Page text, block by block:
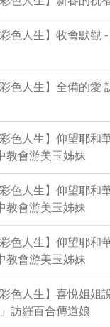
色人生】牧會默觀
色人生】全備的愛
色人生】仰望耶和
教會游美玉姊妹
色人生】仰望耶和
教會游美玉姊妹
色人生】仰望耶和
教會游美玉姊妹
色人生】喜悅姐姐
訪羅百合傳道娘